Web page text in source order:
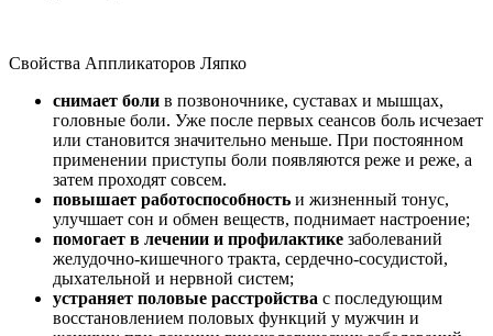
Свойства Аппликаторов Ляпко
снимает боли в позвоночнике, суставах и мышцах,
головные боли. Уже после первых сеансов боль исчезает
или становится значительно меньше. При постоянном
применении приступы боли появляются реже и реже, а
затем проходят совсем.
повышает работоспособность и жизненный тонус,
улучшает сон и обмен веществ, поднимает настроение;
помогает в лечении и профилактике заболеваний
желудочно-кишечного тракта, сердечно-сосудистой,
дыхательной и нервной систем;
устраняет половые расстройства с последующим
восстановлением половых функций у мужчин и